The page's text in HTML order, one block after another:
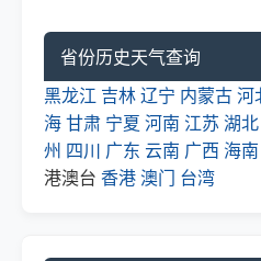
省份历史天气查询
黑龙江 吉林辽宁 内蒙古河
海甘肃 宁夏 河南 江苏 湖北
州 四川 广东 云南 广西 海南
港澳台 香港澳门 台湾